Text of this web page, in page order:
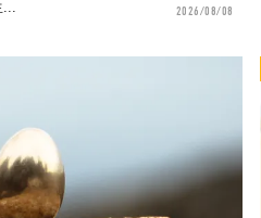
...
2026/08/08